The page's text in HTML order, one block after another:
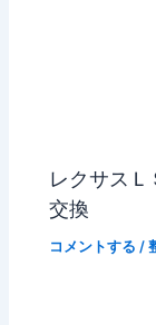
レクサス
交換
コメントする /